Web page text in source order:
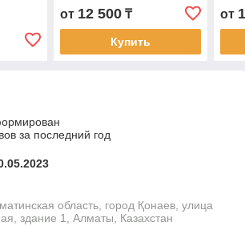
от 12 500₸
Купить
от
за последний год
область, город Қонаев, улица
здание 1, Алматы, Казахстан